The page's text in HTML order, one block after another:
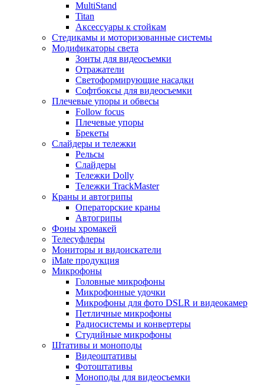
MultiStand
Titan
Аксессуары к стойкам
Стедикамы и моторизованные системы
Модификаторы света
Зонты для видеосъемки
Отражатели
Светоформирующие насадки
Софтбоксы для видеосъемки
Плечевые упоры и обвесы
Follow focus
Плечевые упоры
Брекеты
Слайдеры и тележки
Рельсы
Слайдеры
Тележки Dolly
Тележки TrackMaster
Краны и автогрипы
Операторские краны
Автогрипы
Фоны хромакей
Телесуфлеры
Мониторы и видоискатели
iMate продукция
Микрофоны
Головные микрофоны
Микрофонные удочки
Микрофоны для фото DSLR и видеокамер
Петличные микрофоны
Радиосистемы и конвертеры
Студийные микрофоны
Штативы и моноподы
Видеоштативы
Фотоштативы
Моноподы для видеосъемки